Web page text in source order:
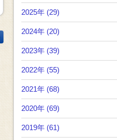
2025年 (29)
2024年 (20)
2023年 (39)
2022年 (55)
2021年 (68)
2020年 (69)
2019年 (61)